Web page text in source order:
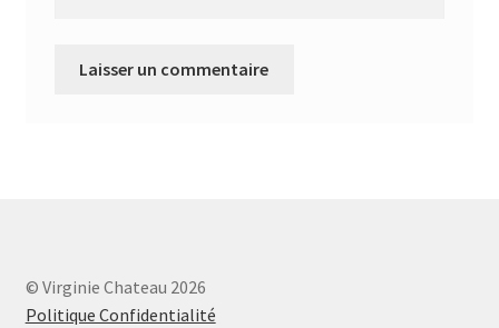
© Virginie Chateau 2026
Politique Confidentialité